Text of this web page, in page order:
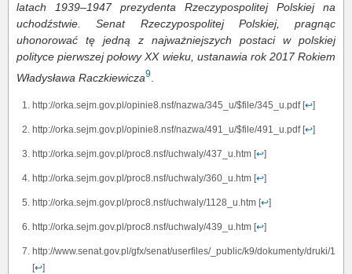
latach 1939–1947 prezydenta Rzeczypospolitej Polskiej na
uchodźstwie. Senat Rzeczypospolitej Polskiej, pragnąc
uhonorować tę jedną z najważniejszych postaci w polskiej
polityce pierwszej połowy XX wieku, ustanawia rok 2017 Rokiem
Władysława Raczkiewicza9
http://orka.sejm.gov.pl/opinie8.nsf/nazwa/345_u/$file/345_u.pdf [↩]
http://orka.sejm.gov.pl/opinie8.nsf/nazwa/491_u/$file/491_u.pdf [↩]
http://orka.sejm.gov.pl/proc8.nsf/uchwaly/437_u.htm [↩]
http://orka.sejm.gov.pl/proc8.nsf/uchwaly/360_u.htm [↩]
http://orka.sejm.gov.pl/proc8.nsf/uchwaly/1128_u.htm [↩]
http://orka.sejm.gov.pl/proc8.nsf/uchwaly/439_u.htm [↩]
http://www.senat.gov.pl/gfx/senat/userfiles/_public/k9/dokumenty/druki/150/
[↩]